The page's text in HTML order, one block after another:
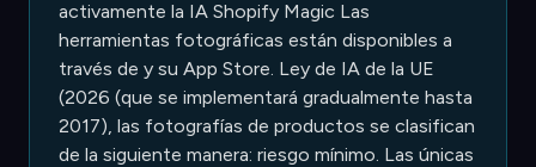
activamente la IA Shopify Magic Las
herramientas fotográficas están disponibles a
través de y su App Store. Ley de IA de la UE
(2026 (que se implementará gradualmente hasta
2017), las fotografías de productos se clasifican
de la siguiente manera: riesgo mínimo. Las únicas